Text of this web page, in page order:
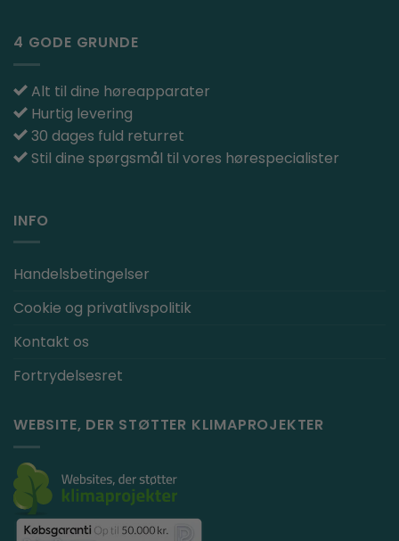
4 GODE GRUNDE
Alt til dine høreapparater
Hurtig levering
30 dages fuld returret
Stil dine spørgsmål til vores hørespecialister
INFO
Handelsbetingelser
Cookie og privatlivspolitik
Kontakt os
Fortrydelsesret
WEBSITE, DER STØTTER KLIMAPROJEKTER